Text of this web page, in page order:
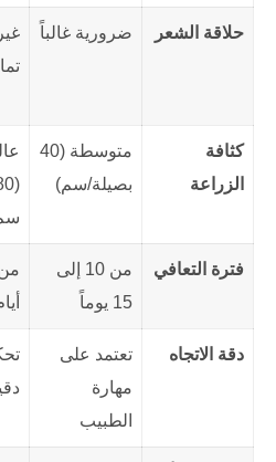
حلاقة الشعر ضرورية غالباً
كثافة
الزراعة
متوسطة (40
بصيلة/سم)
فترة التعافي
من 10 إلى
15 يوماً
دقة الاتجاه
تعتمد على
مهارة
الطبيب